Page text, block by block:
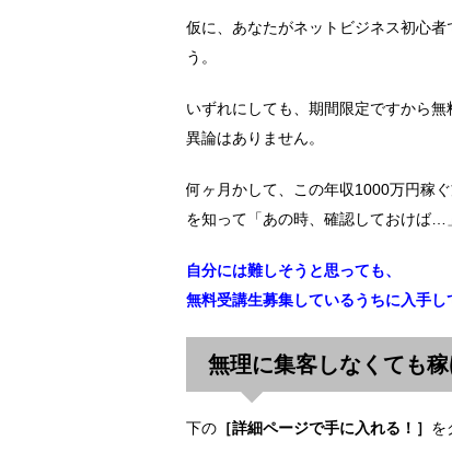
仮に、あなたがネットビジネス初心
う。
いずれにしても、期間限定ですから
異論はありません。
何ヶ月かして、この年収1000万円稼
を知って「あの時、確認しておけば…
自分には難しそうと思っても、
無料受講生募集しているうちに入手し
無理に集客しなくても
下の［詳細ページで手に入れる！］ を